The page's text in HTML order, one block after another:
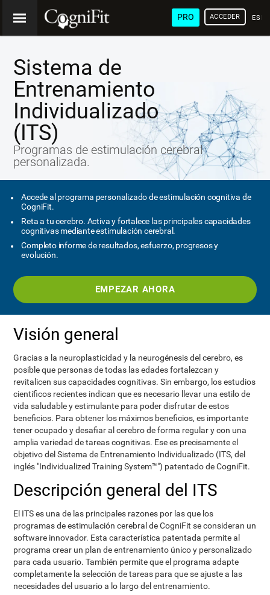
PRO ACCEDER
Sistema de
Entrenamiento
Individualizado
(ITS)
Programas de estimulación cerebral
personalizada.
Accede al programa personalizado de estimulación cognitiva de
CogniFit.
Reta a tu cerebro. Activa y fortalece las principales capacidades
cognitivas mediante estimulación cerebral.
Completo informe de resultados, esfuerzo, progresos y
evolución.
EMPEZAR AHORA
Visión general
Gracias a la neuroplasticidad y la neurogénesis del cerebro, es
posible que personas de todas las edades fortalezcan y
revitalicen sus capacidades cognitivas. Sin embargo, los estudios
científicos recientes indican que es necesario llevar una estilo de
vida saludable y estimulante para poder disfrutar de estos
beneficios. Para obtener los máximos beneficios, es importante
tener ocupado y desafiar al cerebro de forma regular y con una
amplia variedad de tareas cognitivas. Ese es precisamente el
objetivo del Sistema de Entrenamiento Individualizado (ITS, del
inglés "Individualized Training System™") patentado de CogniFit.
Descripción general del ITS
El ITS es una de las principales razones por las que los
programas de estimulación cerebral de CogniFit se consideran un
software innovador. Esta característica patentada permite al
programa crear un plan de entrenamiento único y personalizado
para cada usuario. También permite que el programa adapte
completamente la selección de tareas para que se ajuste a las
necesidades del usuario a lo largo del entrenamiento.